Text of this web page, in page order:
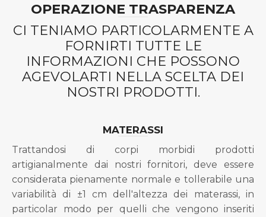
OPERAZIONE TRASPARENZA
CI TENIAMO PARTICOLARMENTE A
FORNIRTI TUTTE LE
INFORMAZIONI CHE POSSONO
AGEVOLARTI NELLA SCELTA DEI
NOSTRI PRODOTTI.
MATERASSI
Trattandosi di corpi morbidi prodotti
artigianalmente dai nostri fornitori, deve essere
considerata pienamente normale e tollerabile una
variabilità di ±1 cm dell'altezza dei materassi, in
particolar modo per quelli che vengono inseriti